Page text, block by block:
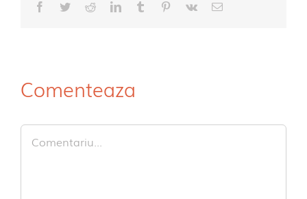
Facebook
TwitterRedditLinkedIn
TumblrPinterest
Vk
E-
Comenteaza
Comment